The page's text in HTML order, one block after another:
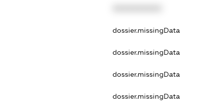
dossier.missingData
dossier.missingData
dossier.missingData
dossier.missingData